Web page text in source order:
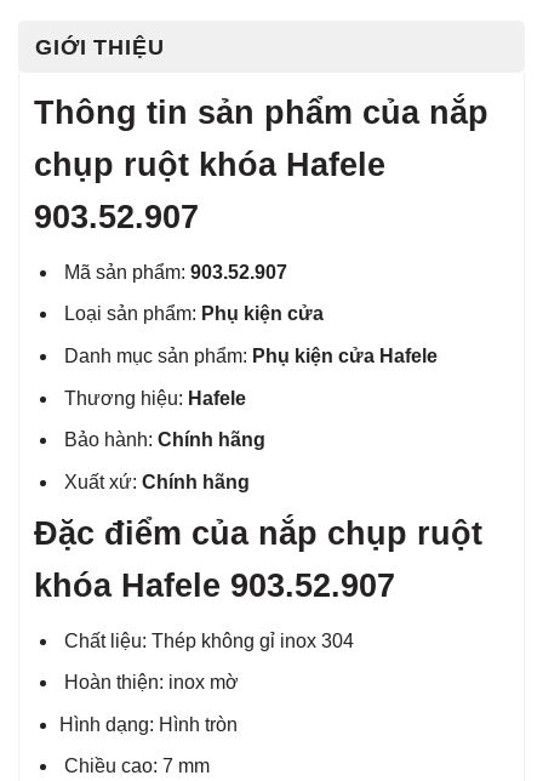
GIỚI THIỆU
Thông tin sản phẩm của nắp
chụp ruột khóa Hafele
903.52.907
Mã sản phẩm: 903.52.907
Loại sản phẩm: Phụ kiện cửa
Danh mục sản phẩm: Phụ kiện cửa Hafele
Thương hiệu: Hafele
Bảo hành: Chính hãng
Xuất xứ: Chính hãng
Đặc điểm của nắp chụp ruột
khóa Hafele 903.52.907
Chất liệu: Thép không gỉ inox 304
Hoàn thiện: inox mờ
Hình dạng: Hình tròn
Chiều cao: 7 mm